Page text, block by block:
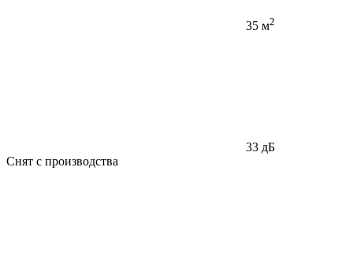
35 м2
33 дБ
Снят с производства